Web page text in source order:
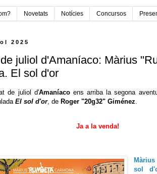
Novetats Notícies Concursos
2025
juliol d'Amaníaco: Màrius
El sol d'or
de juliol d'Amaníacoens arriba la segona
El sol d'or, de Roger "20g32" Giménez.
Ja a la venda!
sol